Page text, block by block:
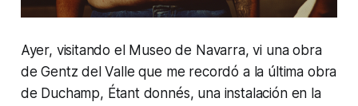
Ayer, visitando el Museo de Navarra, vi una obra
de Gentz del Valle que me recordó a la última obra
de Duchamp, Étant donnés, una instalación en la